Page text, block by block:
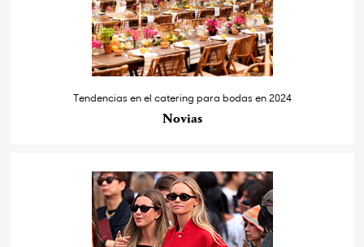
Tendencias en el catering para bodas en 2024
Novias